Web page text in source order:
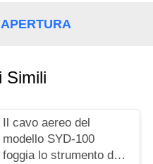
Simili
Il cavo aereo del
modello SYD-100
foggia lo strumento di